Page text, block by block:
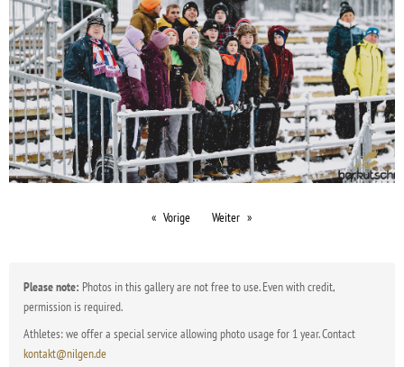
Vorige Weiter
Please note: Photos in this gallery are not free to use. Even with credit,
permission is required.
Athletes: we offer a special service allowing photo usage for 1 year. Contact
kontakt@nilgen.de